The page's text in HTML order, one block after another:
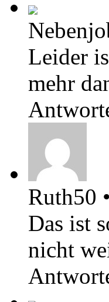
Leider
mehr
Ruth50 •
Das ist
nicht